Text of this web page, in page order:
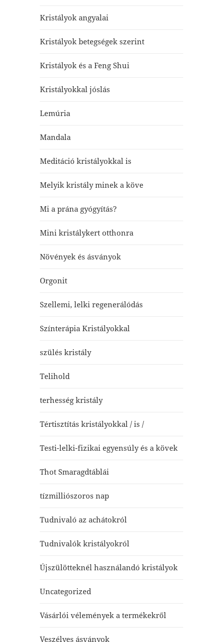
Kristályok angyalai
Kristályok betegségek szerint
Kristályok és a Feng Shui
Kristályokkal jóslás
Lemúria
Mandala
Meditáció kristályokkal is
Melyik kristály minek a köve
Mi a prána gyógyítás?
Mini kristálykert otthonra
Növények és ásványok
Orgonit
Szellemi, lelki regenerálódás
Színterápia Kristályokkal
szülés kristály
Telihold
terhesség kristály
Tértisztítás kristályokkal / is /
Testi-lelki-fizikai egyensúly és a kövek
Thot Smaragdtáblái
tízmilliószoros nap
Tudnivaló az achátokról
Tudnivalók kristályokról
Újszülötteknél használandó kristályok
Uncategorized
Vásárlói vélemények a termékekről
Veszélyes ásványok